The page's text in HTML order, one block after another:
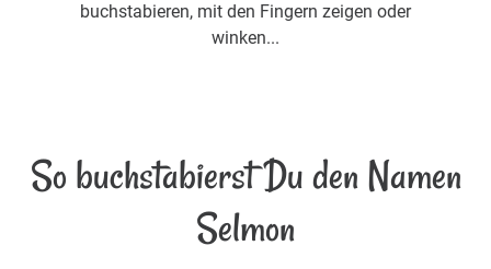
buchstabieren, mit den Fingern zeigen oder
winken...
So buchstabierst Du den Namen
Selmon